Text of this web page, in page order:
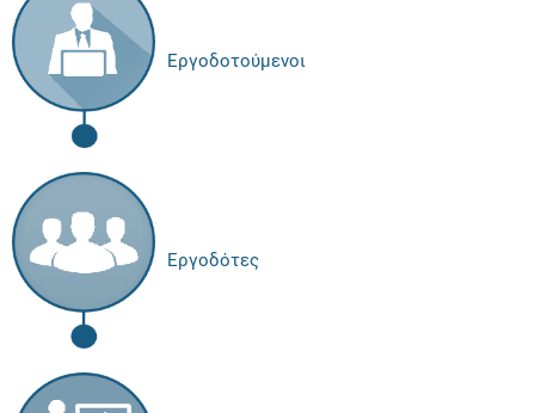
Εργοδοτούμενοι
Εργοδότες